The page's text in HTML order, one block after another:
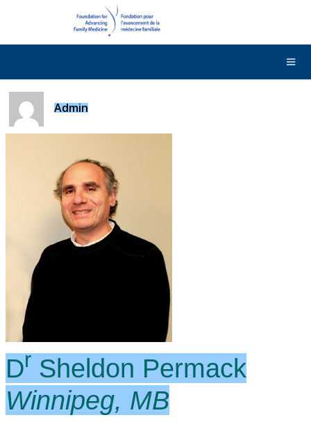
English
Admin
Dr Sheldon Permack
Winnipeg, MB